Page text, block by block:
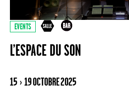
EVENTS
L’ESPACE DU SON
15 › 19 OCTOBRE 2025